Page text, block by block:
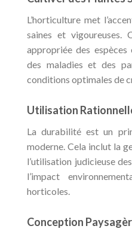
L’horticulture met
saines et vigoureuses.
appropriée des
des maladies et des
conditions optimales de
Utilisation
La durabilité est un
moderne. Cela inclut la
l’utilisation judicieuse
l’impact
horticoles.
Conception